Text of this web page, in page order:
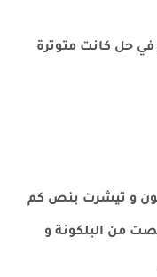
حل كانت متوترة
و تيشرت بنص كم
من البلكونة و